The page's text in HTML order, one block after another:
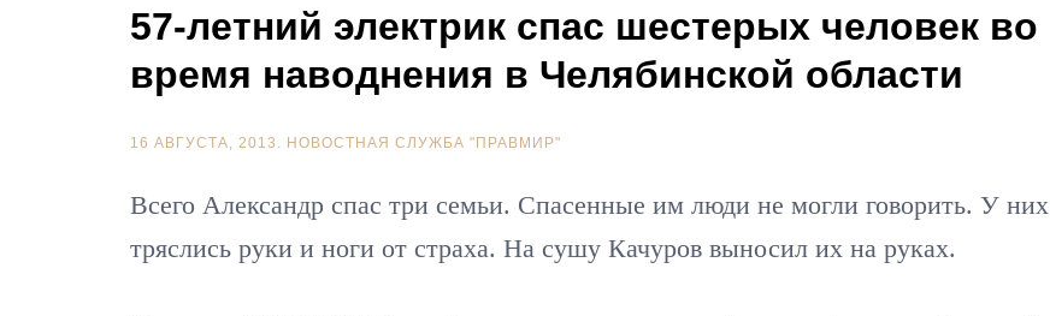
57-летний электрик спас шестерых человек во
время наводнения в Челябинской области
16 АВГУСТА, 2013. НОВОСТНАЯ СЛУЖБА "ПРАВМИР"
Всего Александр спас три семьи. Спасенные им люди не могли говорить. У них
тряслись руки и ноги от страха. На сушу Качуров выносил их на руках.